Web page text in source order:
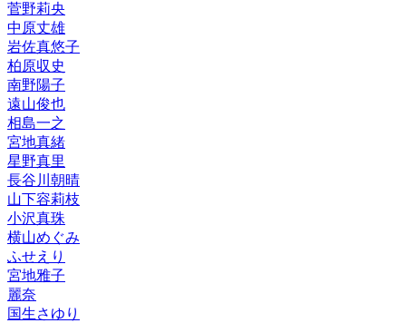
菅野莉央
中原丈雄
岩佐真悠子
柏原収史
南野陽子
遠山俊也
相島一之
宮地真緒
星野真里
長谷川朝晴
山下容莉枝
小沢真珠
横山めぐみ
ふせえり
宮地雅子
麗奈
国生さゆり